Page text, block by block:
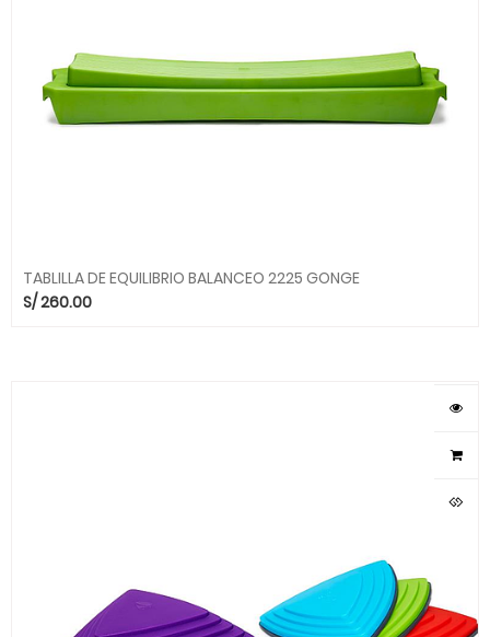
TABLILLA DE EQUILIBRIO BALANCEO 2225 GONGE
S/260.00